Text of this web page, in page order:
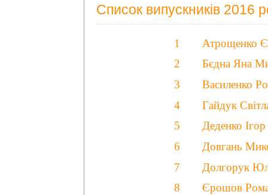
Список випускників 2016
1
2
3
4
5
6
7
8
Атрощенко
Бєдна Яна
Василенко
Гайдук
Деденко
Довгань
Долгорук
Єрошов